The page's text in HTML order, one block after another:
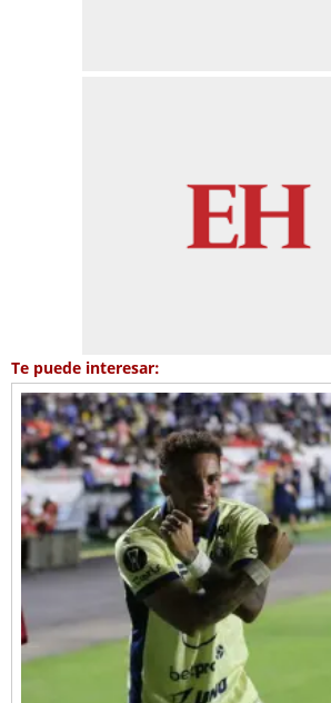
Te puede interesar: